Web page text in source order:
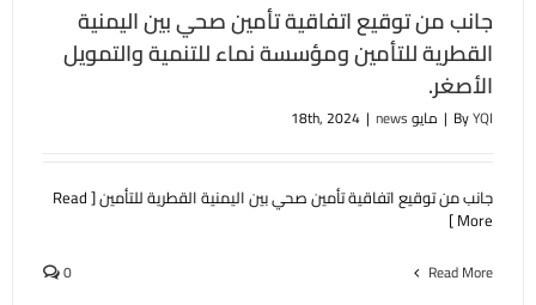
جانب من توقيع اتفاقية تأمين صحي بين اليمنية
القطرية للتأمين ومؤسسة نماء للتنمية والتمويل
الأصغر.
ByYQI
| مايو 18th, 2024 | news
جانب من توقيع اتفاقية تأمين صحي بين اليمنية القطرية للتأمين [ Read
More ]
Read More
0